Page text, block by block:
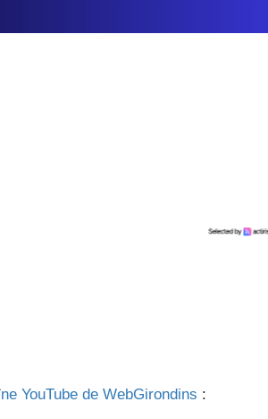
YouTube de WebGirondins :